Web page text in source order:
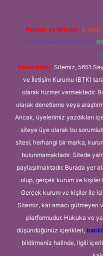
Reklam ve İletişim: E-mail:
forumhizmeti@gmail.com
Yasal Uyarı: Sitemiz, 5651
ve İletişim Kurumu (BTK)
olarak hizmet vermektedir.
olarak denetleme veya
Ancak, üyelerimiz yazdıkları
siteye üye olarak bu
sitesi, herhangi bir marka,
bulunmamaktadır. Sitede
paylaşılmaktadır. Burada yer
olup, gerçek kurum ve kişiler
Gerçek kurum ve kişiler ile
Sitemiz, kar amacı gütmeyen
platformudur. Hukuka ve
düşündüğünüz içerikleri,
bildirmeniz halinde, ilgili